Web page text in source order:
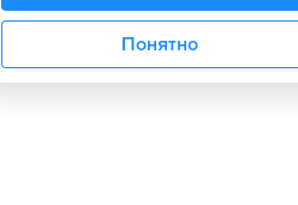
Понятно